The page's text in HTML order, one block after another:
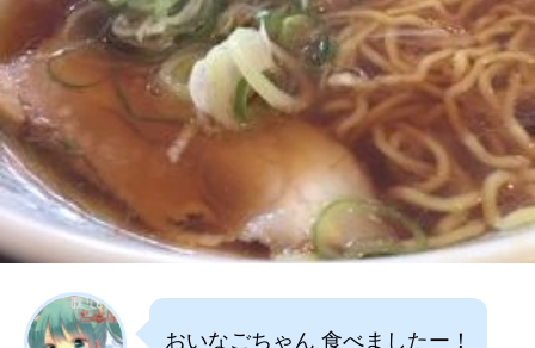
おいなごちゃん 食べましたー！